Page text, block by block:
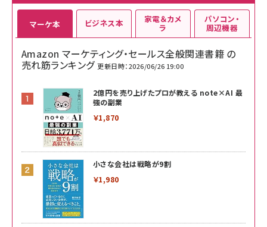
マーケ本
Amazon マーケティング・セールス全般関連書籍 の
売れ筋ランキング 更新日時：2026/06/26 19:00
2億円を売り上げたプロが教える note×AI 最
強の副業
￥1,870
小さな会社は戦略が9割
￥1,980
ビジネス本 家電＆カメ
ラ
パソコン・
周辺機器